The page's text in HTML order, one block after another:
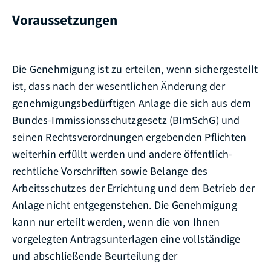
Voraussetzungen
Die Genehmigung ist zu erteilen, wenn sichergestellt
ist, dass nach der wesentlichen Änderung der
genehmigungsbedürftigen Anlage die sich aus dem
Bundes-Immissionsschutzgesetz (BImSchG) und
seinen Rechtsverordnungen ergebenden Pflichten
weiterhin erfüllt werden und andere öffentlich-
rechtliche Vorschriften sowie Belange des
Arbeitsschutzes der Errichtung und dem Betrieb der
Anlage nicht entgegenstehen. Die Genehmigung
kann nur erteilt werden, wenn die von Ihnen
vorgelegten Antragsunterlagen eine vollständige
und abschließende Beurteilung der